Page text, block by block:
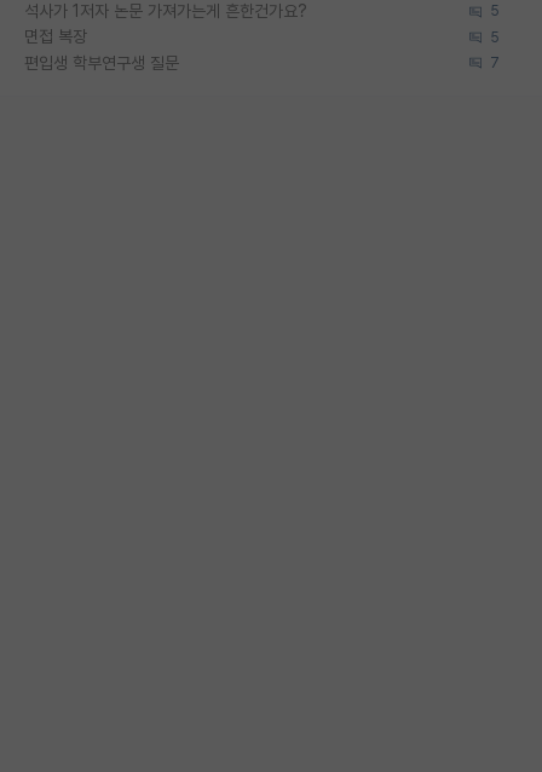
석사가 1저자 논문 가져가는게 흔한건가요? 5
면접 복장 5
편입생 학부연구생 질문 7